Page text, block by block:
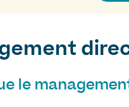
le